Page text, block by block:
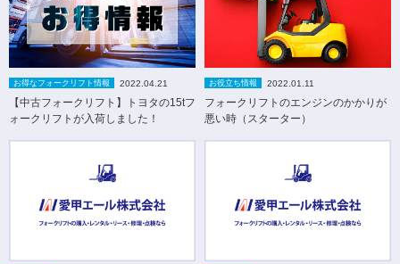
お得なフォークリフト情報 2022.04.21
【中古フォークリフト】トヨタの15tフ
ォークリフトが入荷しました！
お役立ち情報 2022.01.11
フォークリフトのエンジンのかかりが
悪い時（スターター）